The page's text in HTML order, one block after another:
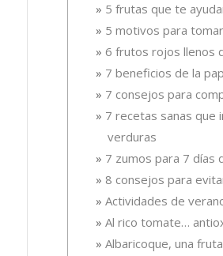
5 frutas que te
5 motivos para
6 frutos rojos llenos
7 beneficios de la
7 consejos para
7 recetas sanas que
verduras
7 zumos para 7 días
8 consejos para
Actividades de
Al rico tomate…
Albaricoque, una